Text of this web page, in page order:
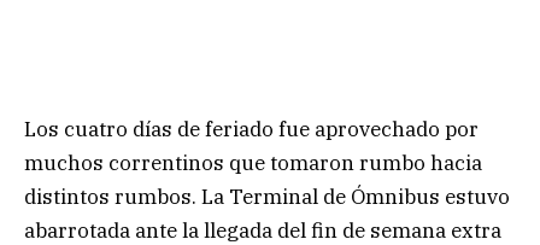
Los cuatro días de feriado fue aprovechado por
muchos correntinos que tomaron rumbo hacia
distintos rumbos. La Terminal de Ómnibus estuvo
abarrotada ante la llegada del fin de semana extra